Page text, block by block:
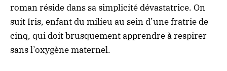
roman réside dans sa simplicité dévastatrice. On
suit Iris, enfant du milieu au sein d’une fratrie de
cinq, qui doit brusquement apprendre à respirer
sans l’oxygène maternel.